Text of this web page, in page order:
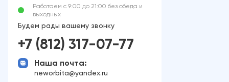
Работаем с 9:00 до 21:00 без обеда и
выходных
Будем рады вашему звонку
+7 (812) 317-07-77
Наша почта:
neworbita@yandex.ru